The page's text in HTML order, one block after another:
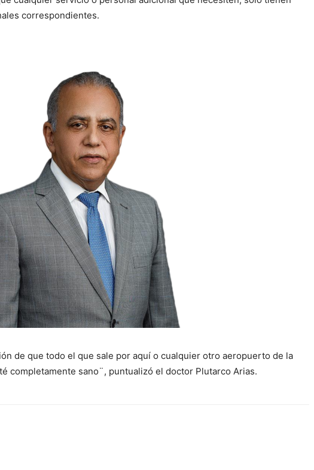
correspondientes.
de que todo el que sale por aquí o cualquier otro aeropuerto de la
completamente sano¨, puntualizó el doctor Plutarco Arias.